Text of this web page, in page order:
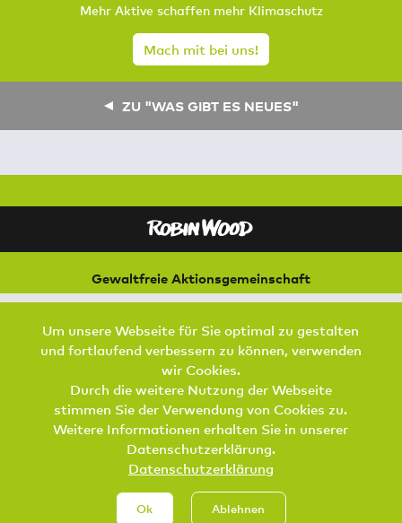
Mehr Aktive schaffen mehr Klimaschutz
Mach mit bei uns!
ZU "WAS GIBT ES NEUES"
Gewaltfreie Aktionsgemeinschaft
für Natur und Umwelt
21073 Hamburg
AKTIV WERDEN
DATENSCHUTZ IMPRESSUM JOBS
Um unsere Webseite für Sie optimal zu gestalten
und fortlaufend verbessern zu können, verwenden
wir Cookies.
Durch die weitere Nutzung der Webseite
stimmen Sie der Verwendung von Cookies zu.
Weitere Informationen erhalten Sie in unserer
Datenschutzerklärung.
Datenschutzerklärung
Ok Ablehnen